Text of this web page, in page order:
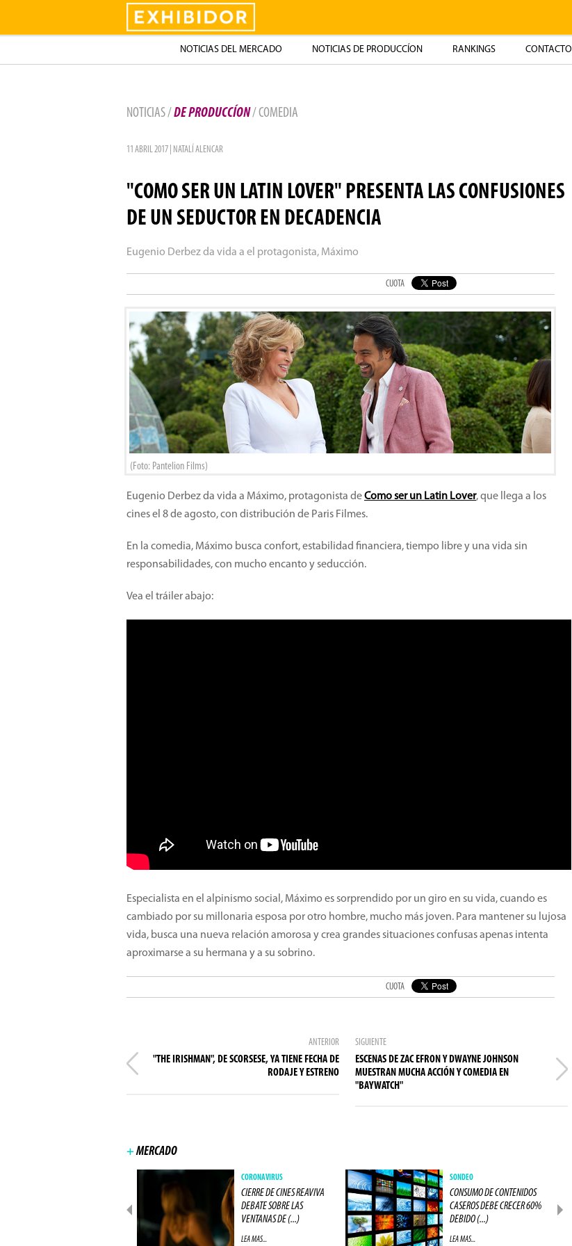
Exhibidor
NOTICIAS DEL MERCADO NOTICIAS DE PRODUCCÍON RANKINGS CONTACTO
NOTICIAS / DE PRODUCCÍON/ COMEDIA
11 ABRIL 2017 | NATALÍ ALENCAR
"COMO SER UN LATIN LOVER" PRESENTA LAS CONFUSIONES
DE UN SEDUCTOR EN DECADENCIA
Eugenio Derbez da vida a el protagonista, Máximo
CUOTA
(Foto: Pantelion Films)
Eugenio Derbez da vida a Máximo, protagonista deComo ser un Latin Lover, que llega a los
cines el 8 de agosto, con distribución de Paris Filmes.
En la comedia, Máximo busca confort, estabilidad financiera, tiempo libre y una vida sin
responsabilidades, con mucho encanto y seducción.
Vea el tráiler abajo:
Especialista en el alpinismo social, Máximo es sorprendido por un giro en su vida, cuando es
cambiado por su millonaria esposa por otro hombre, mucho más joven. Para mantener su lujosa
vida, busca una nueva relación amorosa y crea grandes situaciones confusas apenas intenta
aproximarse a su hermana y a su sobrino.
CUOTA
ANTERIOR
"THE IRISHMAN", DE SCORSESE, YA TIENE FECHA DE
RODAJE Y ESTRENO
SIGUIENTE
ESCENAS DE ZAC EFRON Y DWAYNE JOHNSON
MUESTRAN MUCHA ACCIÓN Y COMEDIA EN
"BAYWATCH"
+MERCADO
CORONAVIRUS
CIERRE DE CINES REAVIVA
DEBATE SOBRE LAS
VENTANAS DE (...)
LEA MAS...
SONDEO
CONSUMO DE CONTENIDOS
CASEROS DEBE CRECER 60%
DEBIDO (...)
LEA MAS...